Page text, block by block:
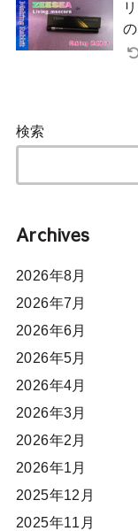
検索
Archives
2026年8月
2026年7月
2026年6月
2026年5月
2026年4月
2026年3月
2026年2月
2026年1月
2025年12月
2025年11月